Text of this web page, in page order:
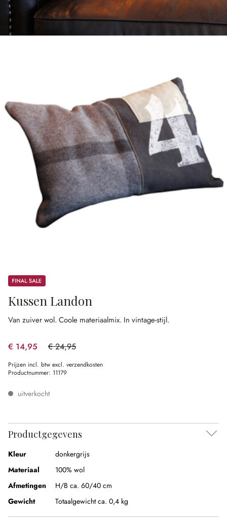
Sale
Kussen Landon
Van zuiver wol. Coole materiaalmix. In vintage-stijl.
€ 14,95 € 24,95
(40.08% gespart)
Prijzen incl. btw excl. verzendkosten
Productnummer: 11179
uitverkocht
Productgegevens
Kleur
donkergrijs
Materiaal
100% wol
Afmetingen
H/B ca. 60/40 cm
Gewicht
Totaalgewicht ca. 0,4 kg